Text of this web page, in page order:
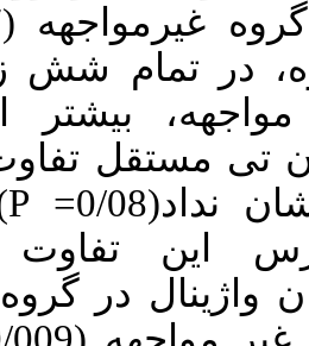
(22/66 ± 141/16) و در گروه غیرمواجهه (20/67 ±
شش زیرحیطه
از گروه
معنی­
P
) اما در
معنادار
مواجهه